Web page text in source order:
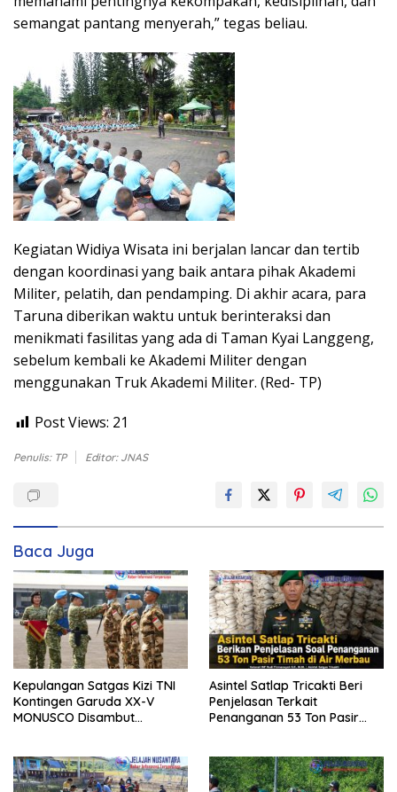
semangat pantang menyerah,” tegas beliau.
Kegiatan Widiya Wisata ini berjalan lancar dan tertib
dengan koordinasi yang baik antara pihak Akademi
Militer, pelatih, dan pendamping. Di akhir acara, para
Taruna diberikan waktu untuk berinteraksi dan
menikmati fasilitas yang ada di Taman Kyai Langgeng,
sebelum kembali ke Akademi Militer dengan
menggunakan Truk Akademi Militer. (Red- TP)
Post Views: 21
Penulis: TP Editor: JNAS
Baca Juga
Kepulangan Satgas Kizi TNI
Kontingen Garuda XX-V
MONUSCO Disambut
Asintel Satlap Tricakti Beri
Penjelasan Terkait
Penanganan 53 Ton Pasir